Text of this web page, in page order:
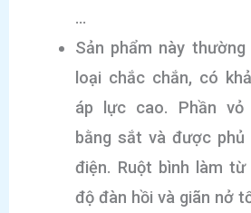
…
Sản phẩm này
loại chắc chắn, có
áp lực cao. Phần vỏ
bằng sắt và được
điện. Ruột bình làm
độ đàn hồi và giãn nở